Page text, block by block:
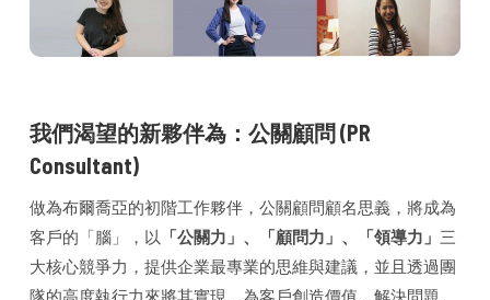
我們渴望的新夥伴為：公關顧問 (PR
Consultant)
做為布爾喬亞的初階工作夥伴，公關顧問顧名思義，將成為
客戶的「腦」，以
「公關力」、「顧問力」、「領導力」 三
大核心競爭力，提供企業最專業的思維與建議，並且透過團
隊的高度執行力來將其實現，為客戶創造價值、解決問題。